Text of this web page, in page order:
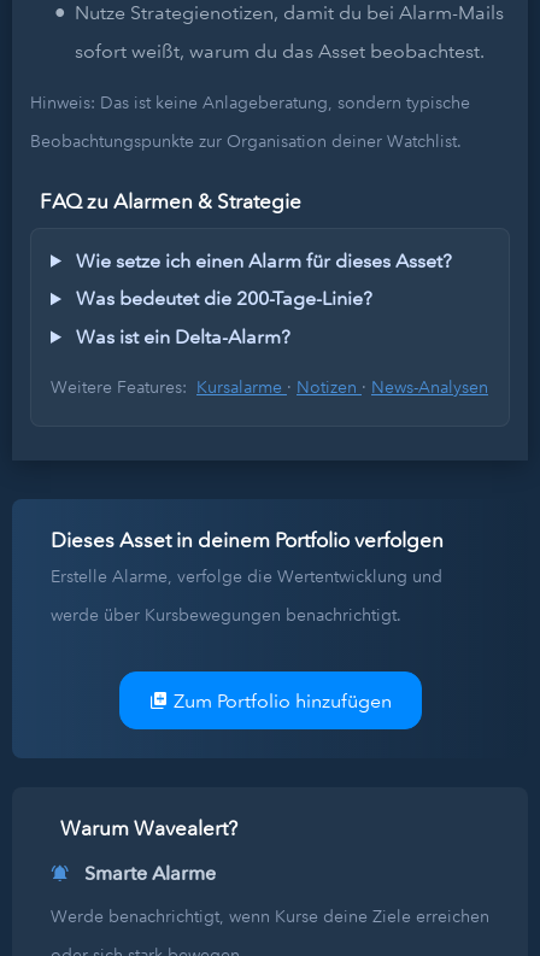
Nutze Strategienotizen, damit du bei Alarm-Mails
sofort weißt, warum du das Asset beobachtest.
Hinweis: Das ist keine Anlageberatung, sondern typische
Beobachtungspunkte zur Organisation deiner Watchlist.
FAQ zu Alarmen & Strategie
Wie setze ich einen Alarm für dieses Asset?
Was bedeutet die 200-Tage-Linie?
Was ist ein Delta-Alarm?
Weitere Features: Kursalarme · Notizen · News-Analysen
Dieses Asset in deinem Portfolio verfolgen
Erstelle Alarme, verfolge die Wertentwicklung und
werde über Kursbewegungen benachrichtigt.
Zum Portfolio hinzufügen
Warum Wavealert?
Smarte Alarme
Werde benachrichtigt, wenn Kurse deine Ziele erreichen